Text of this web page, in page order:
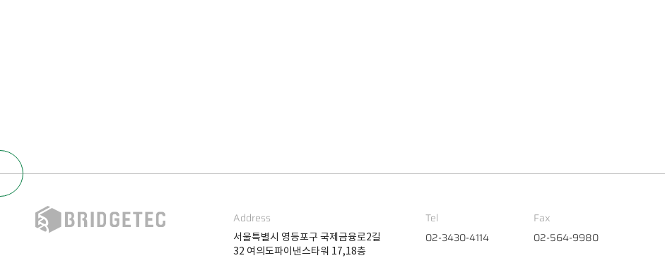
Address
서울특별시 영등포구 국제금융로2길
32 여의도파이낸스타워 17,18층
Tel
02-3430-4114
Fax
02-564-9980